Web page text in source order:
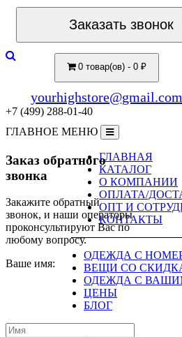
Заказать звонок
0 товар(ов) - 0 ₽
yourhighstore@gmail.com
+7 (499) 288-01-40
ГЛАВНОЕ МЕНЮ
ГЛАВНАЯ
КАТАЛОГ
О КОМПАНИИ
ОПЛАТА/
ОПТ И
КОНТАКТЫ
ОДЕЖДА С
ВЕЩИ СО
ОДЕЖДА С
ЦЕНЫ
БЛОГ
Заказ обратного
звонка
Закажите обратный
звонок, и наши операторы
проконсультируют Вас по
любому вопросу.
Ваше имя: